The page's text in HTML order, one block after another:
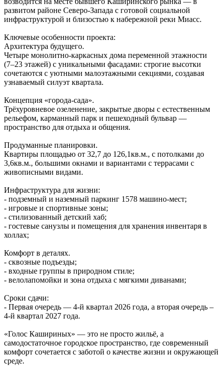
развитом районе Северо‑Запада с готовой социальной
инфраструктурой и близостью к набережной реки Миасс.
Ключевые особенности проекта:
Архитектура будущего.
Четыре монолитно‑каркасных дома переменной этажности
(7–23 этажей) с уникальными фасадами: строгие высотки
сочетаются с уютными малоэтажными секциями, создавая
узнаваемый силуэт квартала.
Концепция «города‑сада».
Трёхуровневое озеленение, закрытые дворы с естественным
рельефом, карманный парк и пешеходный бульвар —
пространство для отдыха и общения.
Продуманные планировки.
Квартиры площадью от 32,7 до 126,1кв.м., с потолками до
3,6кв.м., большими окнами и вариантами с террасами с
живописными видами.
Инфраструктура для жизни:
- подземный и наземный паркинг 1578 машино‑мест;
- игровые и спортивные зоны;
- стилизованный детский хаб;
- гостевые санузлы и помещения для хранения инвентаря в
холлах;
Комфорт в деталях.
- сквозные подъезды;
- входные группы в природном стиле;
- велолапомойки и зона отдыха с мягкими диванами;
Сроки сдачи:
- Первая очередь — 4‑й квартал 2026 года, а вторая очередь –
4-й квартал 2027 года.
«Голос Кашириных» — это не просто жильё, а
самодостаточное городское пространство, где современный
комфорт сочетается с заботой о качестве жизни и окружающей
среде.